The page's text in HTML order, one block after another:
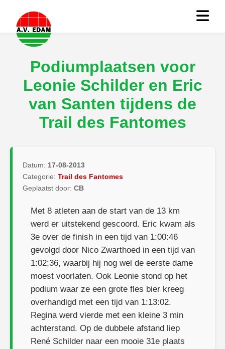
Podiumplaatsen voor
Leonie Schilder en Eric
van Santen tijdens de
Trail des Fantomes
Datum: 17-08-2013
Categorie: Trail des Fantomes
Geplaatst door: CB
Met 8 atleten aan de start van de 13 km
werd er uitstekend gescoord. Eric kwam als
3e over de finish in een tijd van 1:00:46
gevolgd door Nico Zwarthoed in een tijd van
1:02:36, waarbij hij nog wel de eerste dame
moest voorlaten. Ook Leonie stond op het
podium waar ze een grote fles bier kreeg
overhandigd met een tijd van 1:13:02.
Regina werd vierde met een kleine 3 min
achterstand. Op de dubbele afstand liep
René Schilder naar een mooie 31e plaats